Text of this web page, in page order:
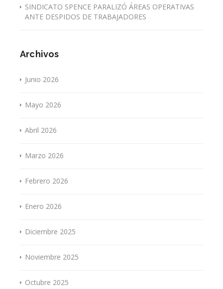
SINDICATO SPENCE PARALIZÓ ÁREAS OPERATIVAS
ANTE DESPIDOS DE TRABAJADORES
Archivos
Junio 2026
Mayo 2026
Abril 2026
Marzo 2026
Febrero 2026
Enero 2026
Diciembre 2025
Noviembre 2025
Octubre 2025